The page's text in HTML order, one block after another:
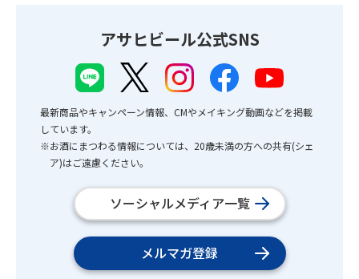
アサヒビール公式SNS
最新商品やキャンペーン情報、CMやメイキング動画などを掲載
しています。
※お酒にまつわる情報については、20歳未満の方への共有(シェ
ア)はご遠慮ください。
ソーシャルメディア一覧
メルマガ登録